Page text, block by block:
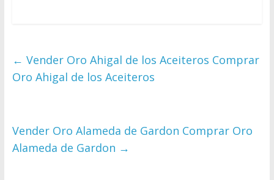
← Vender Oro Ahigal de los Aceiteros Comprar
Oro Ahigal de los Aceiteros
Vender Oro Alameda de Gardon Comprar Oro
Alameda de Gardon →